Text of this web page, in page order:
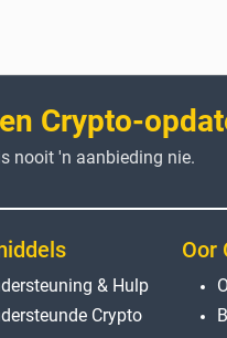
Crypto-
nooit 'n aanbieding nie.
& Hulp
Crypto
Oor